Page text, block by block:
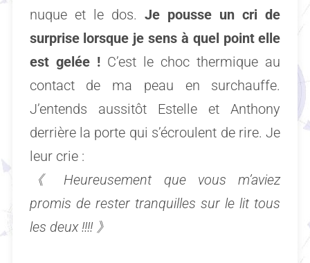
nuque et le dos. Je pousse un cri de
surprise lorsque je sens à quel point elle
est gelée !C’est le choc thermique au
contact de ma peau en surchauffe.
J’entends aussitôt Estelle et Anthony
derrière la porte qui s’écroulent de rire. Je
leur crie :
《 Heureusement que vous m’aviez
promis de rester tranquilles sur le lit tous
les deux !!!! 》